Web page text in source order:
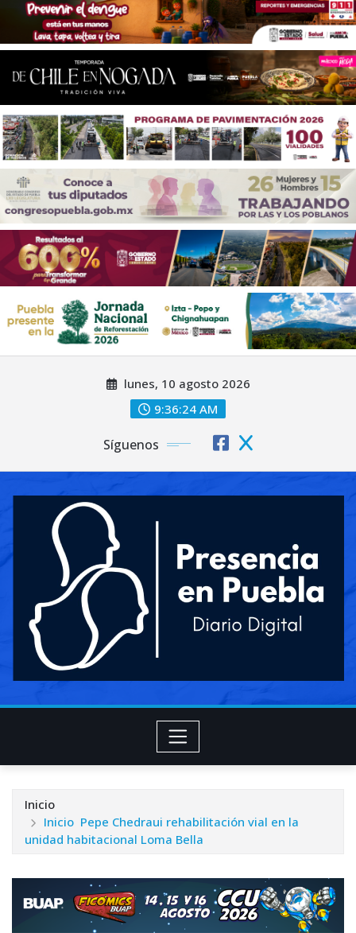
lunes, 10 agosto 2026
9:36:26 AM
Síguenos
Inicio
Inicio Pepe Chedraui rehabilitación vial en la
unidad habitacional Loma Bella